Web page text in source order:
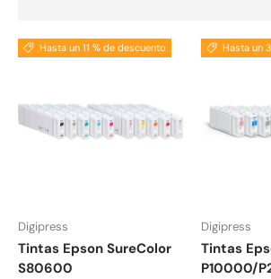
Hasta un 11 % de descuento
Digipress
Tintas Epson SureColor
S80600
Hasta un
Digipress
Tintas
P10000/